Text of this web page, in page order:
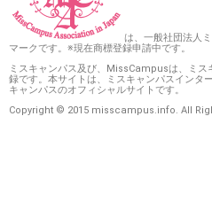
は、一般社団法人
マークです。※現在商標登録申請中です。
ミスキャンパス及び、MissCampusは、ミス
録です。本サイトは、ミスキャンパスインタ
キャンパスのオフィシャルサイトです。
Copyright © 2015 misscampus.info. All